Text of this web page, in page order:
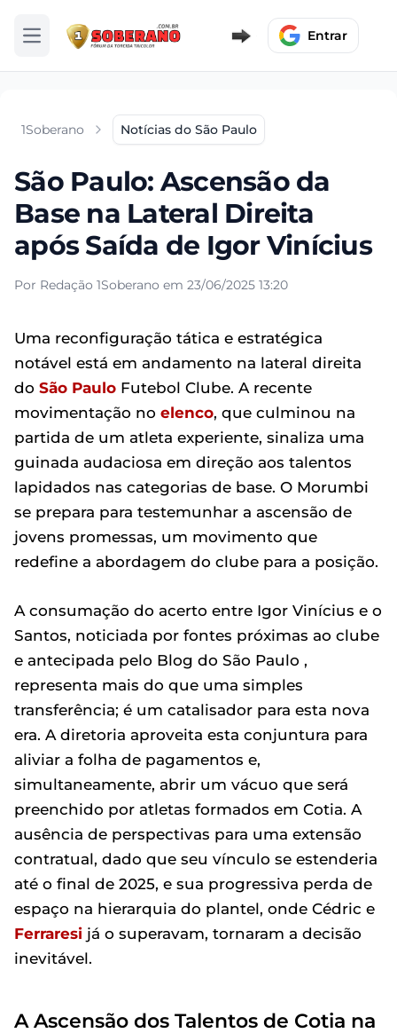
Abrir menu Entrar
1Soberano Notícias do São Paulo
São Paulo: Ascensão da
Base na Lateral Direita
após Saída de Igor Vinícius
Por Redação 1Soberano em 23/06/2025 13:20
Uma reconfiguração tática e estratégica
notável está em andamento na lateral direita
do São Paulo Futebol Clube. A recente
movimentação no elenco, que culminou na
partida de um atleta experiente, sinaliza uma
guinada audaciosa em direção aos talentos
lapidados nas categorias de base. O Morumbi
se prepara para testemunhar a ascensão de
jovens promessas, um movimento que
redefine a abordagem do clube para a posição.
A consumação do acerto entre Igor Vinícius e o
Santos, noticiada por fontes próximas ao clube
e antecipada pelo Blog do São Paulo ,
representa mais do que uma simples
transferência; é um catalisador para esta nova
era. A diretoria aproveita esta conjuntura para
aliviar a folha de pagamentos e,
simultaneamente, abrir um vácuo que será
preenchido por atletas formados em Cotia. A
ausência de perspectivas para uma extensão
contratual, dado que seu vínculo se estenderia
até o final de 2025, e sua progressiva perda de
espaço na hierarquia do plantel, onde Cédric e
Ferraresi já o superavam, tornaram a decisão
inevitável.
A Ascensão dos Talentos de Cotia na